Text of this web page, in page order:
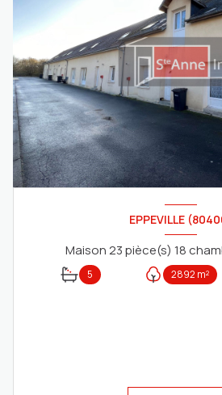
EPPEVILLE
5 2892 m²